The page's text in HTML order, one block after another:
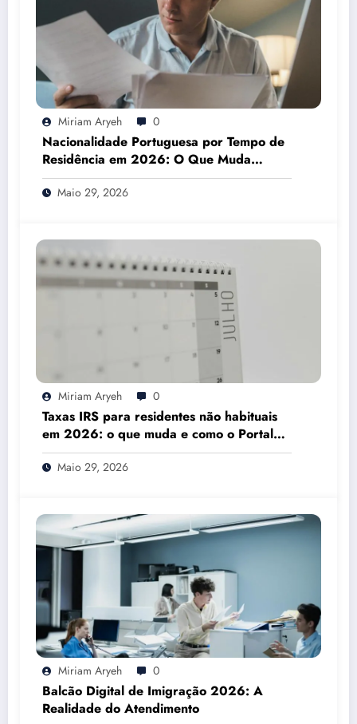
Miriam Aryeh 0
Nacionalidade Portuguesa por Tempo de
Residência em 2026: O Que Muda
Mesmo
Maio 29, 2026
Miriam Aryeh 0
Taxas IRS para residentes não habituais
em 2026: o que muda e como o Portal
das Finanças pode ajudar
Maio 29, 2026
Miriam Aryeh 0
Balcão Digital de Imigração 2026: A
Realidade do Atendimento